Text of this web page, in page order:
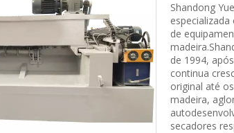
Shandong
de
de 1994,
continua
original até
madeira,
secadores